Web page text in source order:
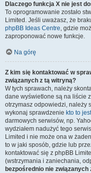
Dlaczego funkcja X nie jest
To oprogramowanie zostało
Limited. Jeśli uważasz, że
phpBB Ideas Centre, gdzie
zaproponować nowe funkcje.
Na górę
Z kim się kontaktować w
związanych z tą witryną?
W tych sprawach, należy
dane wyświetlone są na liście
otrzymasz odpowiedzi, należy
wykonaj sprawdzenie kto to jest
darmowych serwisów, np.
wydziałem nadużyć tego
Limited i nie może ona w
to w jaki sposób, gdzie lub
kontaktować się z phpBB
(wstrzymania i zaniechania,
bezpośrednio nie związanych